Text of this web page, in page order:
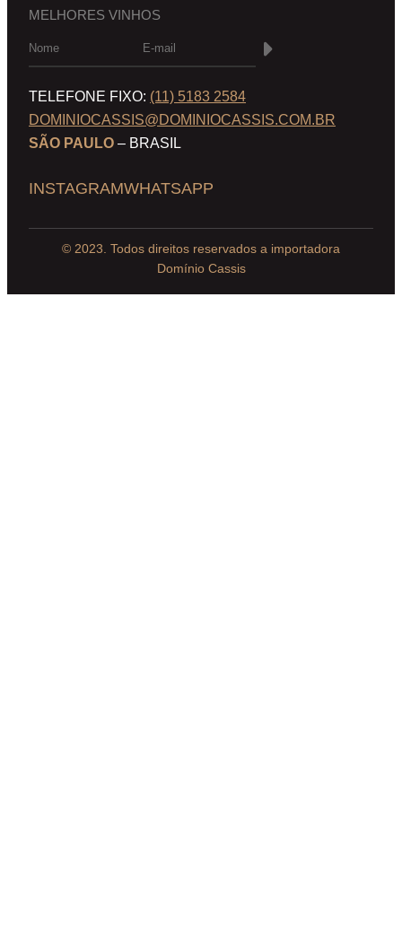
MELHORES VINHOS
TELEFONE FIXO: (11) 5183 2584
DOMINIOCASSIS@DOMINIOCASSIS.COM.BR
SÃO PAULO – BRASIL
INSTAGRAMWHATSAPP
© 2023. Todos direitos reservados a importadora
Domínio Cassis